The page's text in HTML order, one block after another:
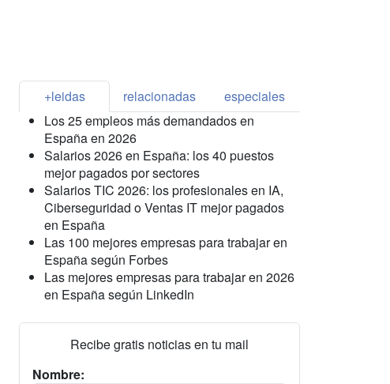
+leidas relacionadas
especiales
Los 25 empleos más demandados en
España en 2026
Salarios 2026 en España: los 40 puestos
mejor pagados por sectores
Salarios TIC 2026: los profesionales en IA,
Ciberseguridad o Ventas IT mejor pagados
en España
Las 100 mejores empresas para trabajar en
España según Forbes
Las mejores empresas para trabajar en 2026
en España según LinkedIn
Recibe gratis noticias en tu mail
Nombre: